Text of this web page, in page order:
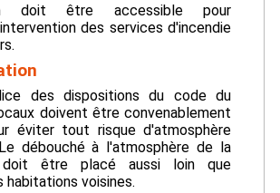
doit être accessible pour
des services d'incendie
des dispositions du code du
doivent être convenablement
éviter tout risque d'atmosphère
débouché à l'atmosphère de la
doit être placé aussi loin que
habitations voisines.